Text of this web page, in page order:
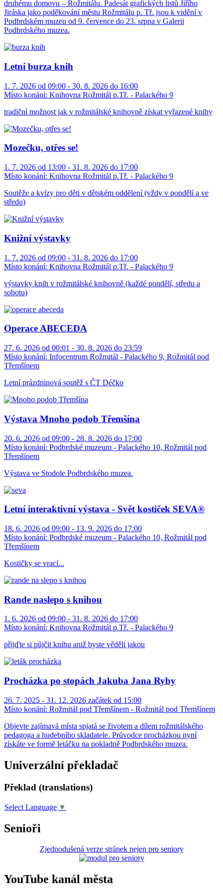
druhému domovu – Rožmitálu. Padesát grafických listů Jiřího
Jiráska jako poděkování městu Rožmitálu p. Tř. jsou k vidění v
Podbrdském muzeu od 9. července do 23. srpna v Galerii
Podbrdského muzea.
Letní burza knih
1. 7. 2026 od 09:00 - 30. 8. 2026 do 16:00
Místo konání: Knihovna Rožmitál p.Tř. - Palackého 9
tradiční možnost jak v rožmitálské knihovně získat vyřazené knihy
Mozečku, otřes se!
1. 7. 2026 od 13:00 - 31. 8. 2026 do 17:00
Místo konání: Knihovna Rožmitál p.Tř. - Palackého 9
Soutěže a kvízy pro děti v dětském oddělení (vždy v pondělí a ve
středu)
Knižní výstavky
1. 7. 2026 od 09:00 - 31. 8. 2026 do 17:00
Místo konání: Knihovna Rožmitál p.Tř. - Palackého 9
výstavky knih v rožmitálské knihovně (každé pondělí, středu a
sobotu)
Operace ABECEDA
27. 6. 2026 od 00:01 - 30. 8. 2026 do 23:59
Místo konání: Infocentrum Rožmitál - Palackého 9, Rožmitál pod
Třemšínem
Letní prázdninová soutěž s ČT Déčko
Výstava Mnoho podob Třemšína
20. 6. 2026 od 09:00 - 28. 8. 2026 do 17:00
Místo konání: Podbrdské muzeum - Palackého 10, Rožmitál pod
Třemšínem
Výstava ve Stodole Podbrdského muzea.
Letní interaktivní výstava - Svět kostiček SEVA®
18. 6. 2026 od 09:00 - 13. 9. 2026 do 17:00
Místo konání: Podbrdské muzeum - Palackého 10, Rožmitál pod
Třemšínem
Kostičky se vrací...
Rande naslepo s knihou
1. 6. 2026 od 09:00 - 31. 8. 2026 do 17:00
Místo konání: Knihovna Rožmitál p.Tř. - Palackého 9
přijďte si půjčit knihu aniž byste věděli jakou
Procházka po stopách Jakuba Jana Ryby
26. 7. 2025 - 31. 12. 2026 začátek od 15:00
Místo konání: Rožmitál pod Třemšínem - Rožmitál pod Třemšínem
Objevte zajímavá místa spjatá se životem a dílem rožmitálského
pedagoga a hudebního skladatele. Průvodce procházkou nyní
získáte ve formě letáčku na pokladně Podbrdského muzea.
Univerzální překladač
Překlad (translations)
Select Language ▼
Senioři
Zjednodušená verze stránek nejen pro seniory
YouTube kanál města